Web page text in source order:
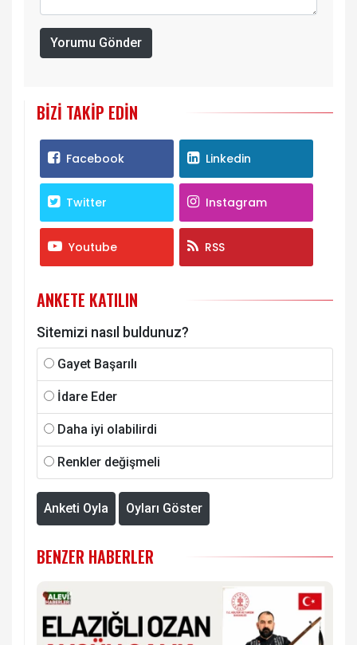
Yorumu Gönder
BIZI TAKIP EDIN
Facebook Linkedin
Twitter Instagram
Youtube RSS
ANKETE KATILIN
Sitemizi nasıl buldunuz?
Gayet Başarılı
İdare Eder
Daha iyi olabilirdi
Renkler değişmeli
Anketi Oyla Oyları Göster
BENZER HABERLER